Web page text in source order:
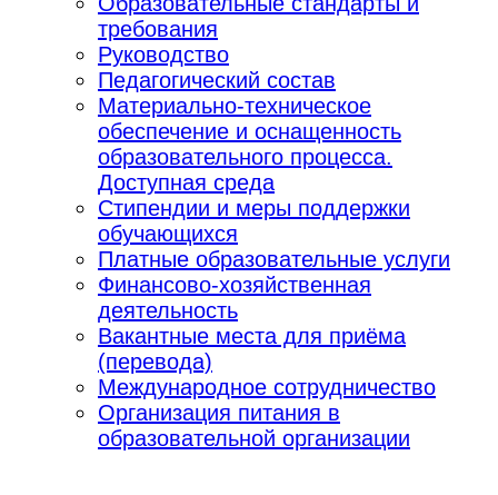
требования
Руководство
Педагогический состав
Материально-техническое
обеспечение и оснащенность
образовательного процесса.
Доступная среда
Стипендии и меры поддержки
обучающихся
Платные образовательные услуги
Финансово-хозяйственная
деятельность
Вакантные места для приёма
(перевода)
Международное сотрудничество
Организация питания в
образовательной организации